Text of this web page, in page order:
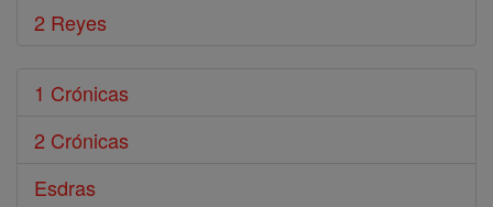
2 Reyes
1 Crónicas
2 Crónicas
Esdras